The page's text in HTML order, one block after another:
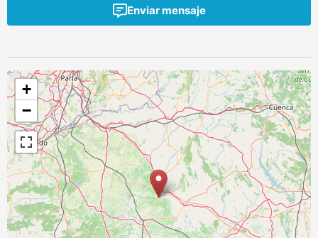
Enviar mensaje
+
−